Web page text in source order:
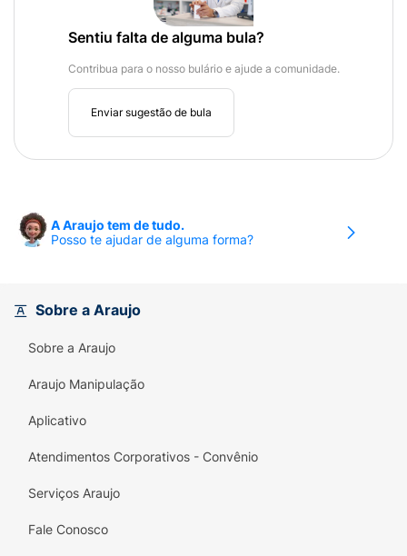
Sentiu falta de alguma bula?
Contribua para o nosso bulário e ajude a comunidade.
Enviar sugestão de bula
A Araujo tem de tudo.
Posso te ajudar de alguma forma?
Sobre a Araujo
Sobre a Araujo
Araujo Manipulação
Aplicativo
Atendimentos Corporativos - Convênio
Serviços Araujo
Fale Conosco